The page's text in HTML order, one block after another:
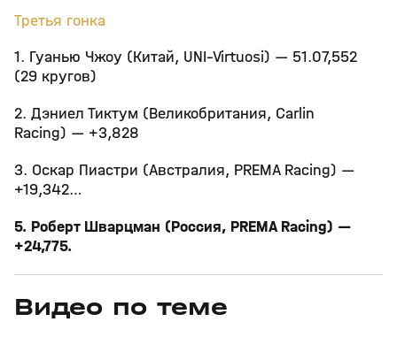
Третья гонка
1. Гуанью Чжоу (Китай, UNI–Virtuosi) — 51.07,552
(29 кругов)
2. Дэниел Тиктум (Великобритания, Carlin
Racing) — +3,828
3. Оскар Пиастри (Австралия, PREMA Racing) —
+19,342…
5. Роберт Шварцман (Россия, PREMA Racing) —
+24,775.
Видео по теме
Сегодня, 13:15